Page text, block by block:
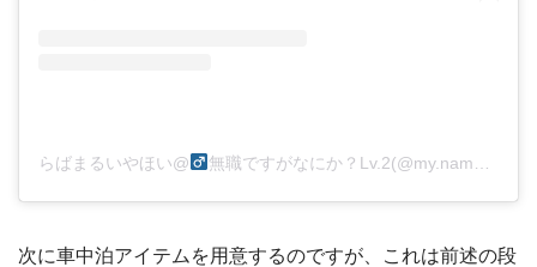
らばまるいやほい@ 無職ですがなにか？Lv.2(@my.name.stupid.nomad1014)がシェアした投稿
次に車中泊アイテムを用意するのですが、これは前述の段